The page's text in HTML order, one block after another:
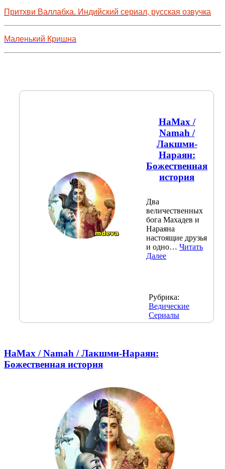
Притхви Валлабха. Индийский сериал, русская озвучка
Маленький Кришна
НаМах /
Namah /
Лакшми-
Нараян:
Божественная
история
Два
величественных
бога Махадев и
Нараяна
настоящие друзья
и одно… Читать
Далее
Рубрика:
Ведические
Сериалы
НаМах / Namah / Лакшми-Нараян:
Божественная история